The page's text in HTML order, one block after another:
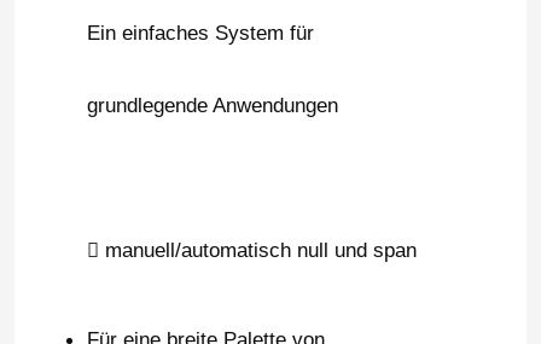
Ein einfaches System für
grundlegende Anwendungen
 manuell/automatisch null und span